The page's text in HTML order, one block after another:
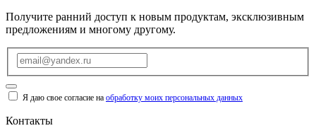
Получите ранний доступ к новым продуктам, эксклюзивным
предложениям и многому другому.
Я даю свое согласие на обработку моих персональных данных
Контакты